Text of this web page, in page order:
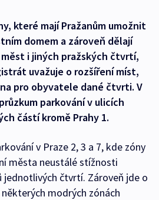
které mají Pražanům umožnit
domem a zároveň dělají
i jiných pražských čtvrtí,
uvažuje o rozšíření míst,
pro obyvatele dané čtvrti. V
parkování v ulicích
částí kromě Prahy 1.
v Praze 2, 3 a 7, kde zóny
města neustálé stížnosti
jednotlivých čtvrtí. Zároveň jde o
modrých zónách